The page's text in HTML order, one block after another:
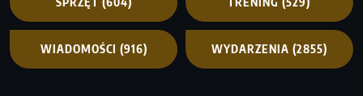
WIADOMOŚCI (916) WYDARZENIA (2855)